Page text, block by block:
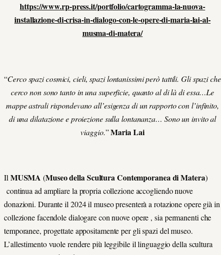
https://www.rp-press.it/portfolio/cartogramma-la-nuova-
installazione-di-crisa-in-dialogo-con-le-opere-di-maria-lai-al-
musma-di-matera/
“Cerco spazi cosmici, cieli, spazi lontanissimi però tattili. Gli spazi che
cerco non sono tanto in una superficie, quanto al di là di essa…Le
mappe astrali rispondevano all’esigenza di un rapporto con l’infinito,
di una dilatazione e proiezione sulla lontananza… Sono un invito al
viaggio.”Maria Lai
Il MUSMA (Museo della Scultura Contemporanea di Matera)
continua ad ampliare la propria collezione accogliendo nuove
donazioni. Durante il 2024 il museo presenterà a rotazione opere già in
collezione facendole dialogare con nuove opere ,sia permanenti che
temporanee, progettate appositamente per gli spazi del museo.
L’allestimento vuole rendere più leggibile il linguaggio della scultura